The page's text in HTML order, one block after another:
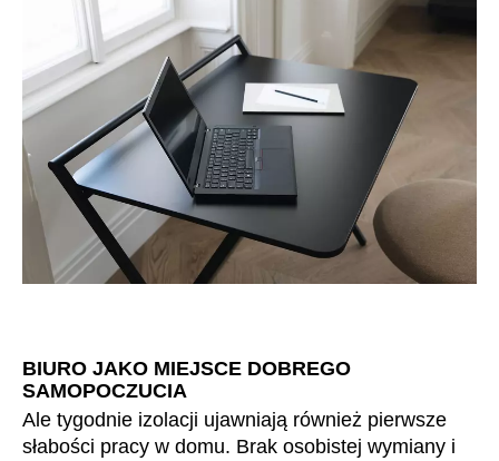
Kenia (KE)
Korea Południowa(KR)
Kuwejt
Liechtenstein (LI)
Litwa(LT)
Luksemburg (LU)
Malezja(MY)
Maroko (MA)
Mauretania(MR)
Norwegia(NO)
Nowa Zelandia(NZ)
Oman(OM)
BIURO JAKO MIEJSCE DOBREGO
SAMOPOCZUCIA
Ale tygodnie izolacji ujawniają również pierwsze
słabości pracy w domu. Brak osobistej wymiany i